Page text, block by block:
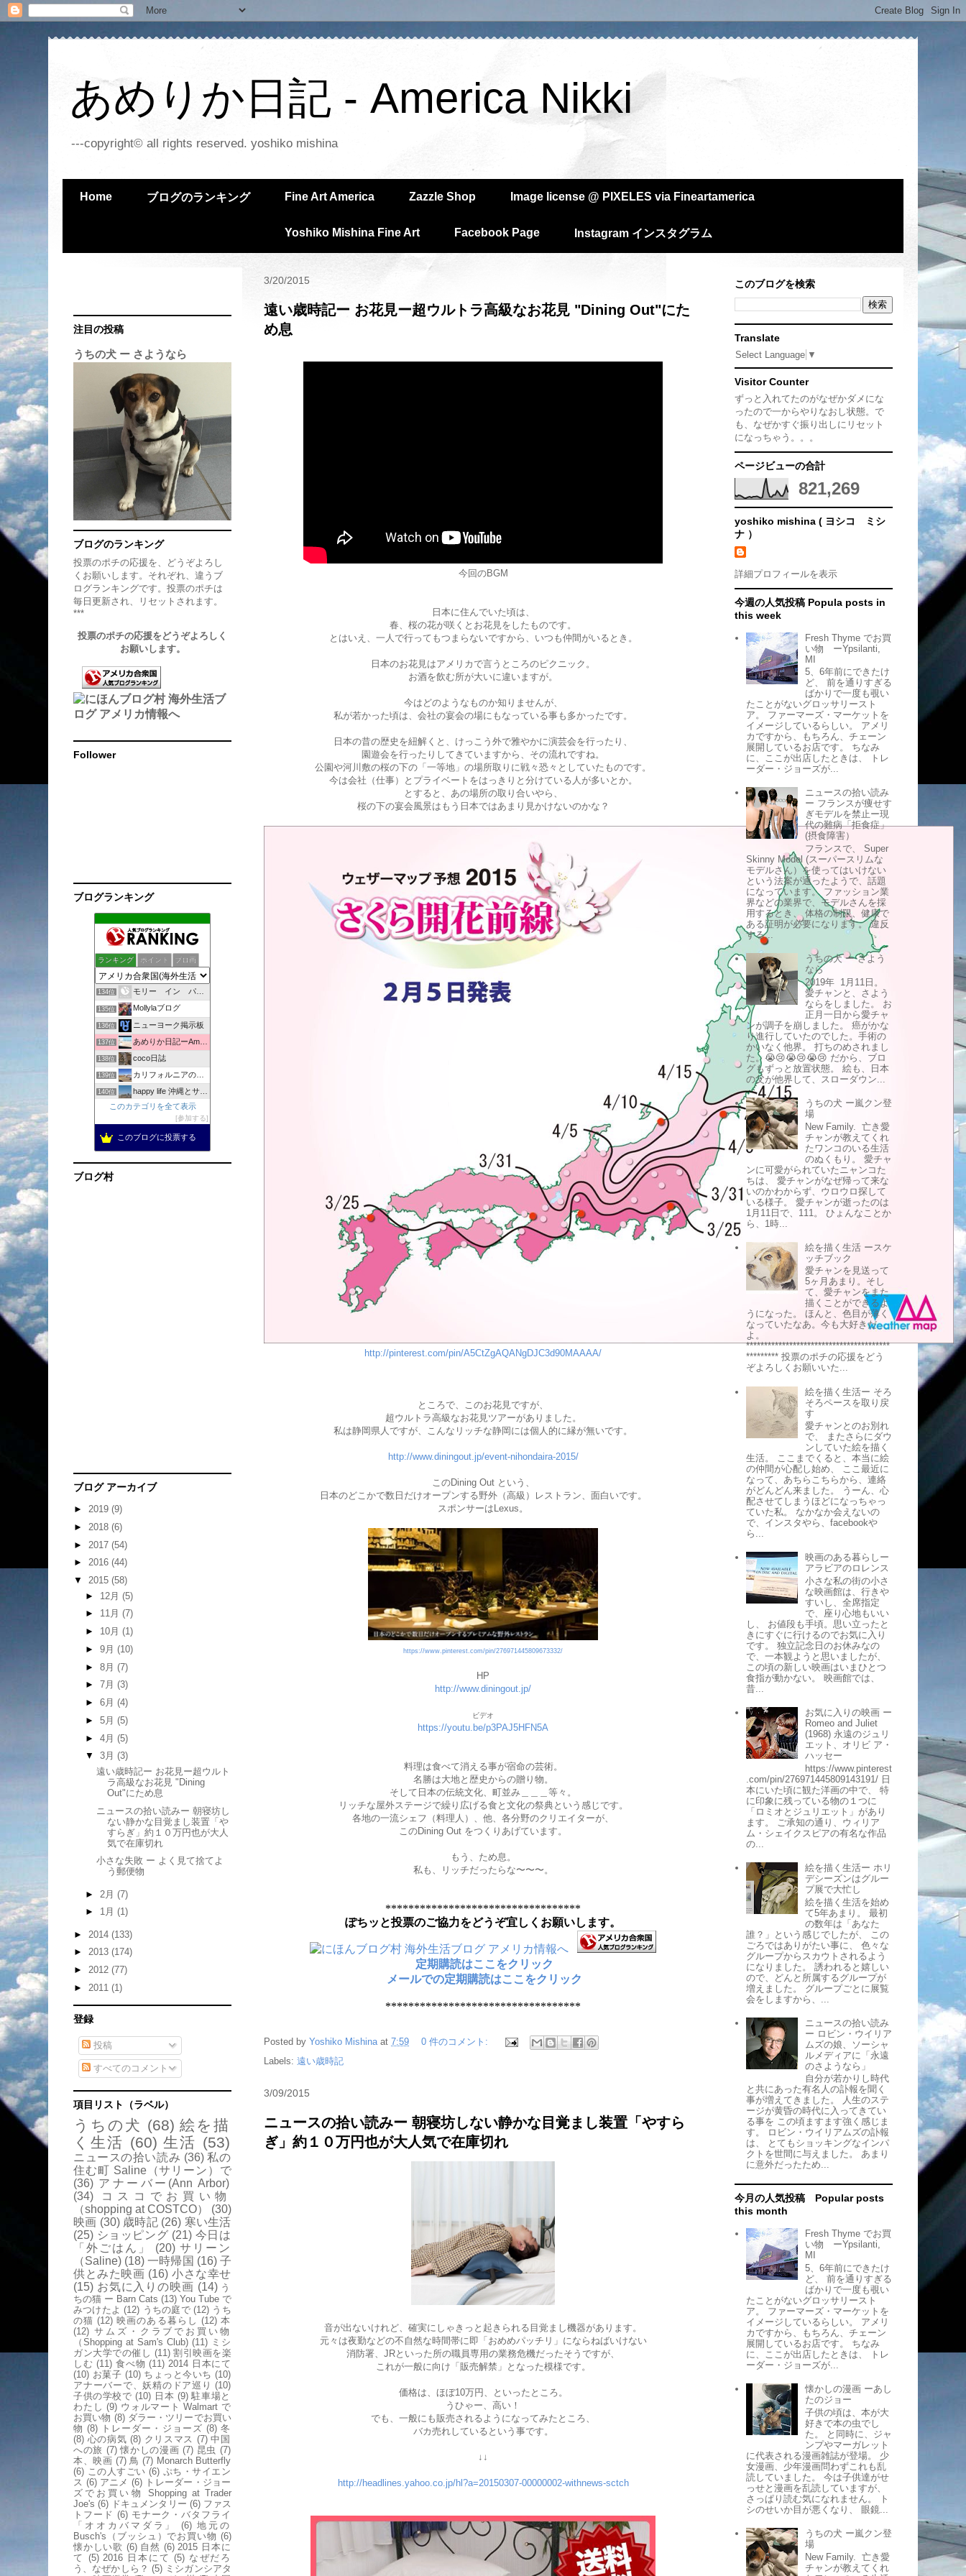
あめりか日記 - America Nikki
---copyright© all rights reserved. yoshiko mishina
Home ブログのランキング Fine Art America Zazzle Shop Image license @ PIXELES via Fineartamerica
Yoshiko Mishina Fine Art Facebook Page Instagram インスタグラム
3/20/2015
遠い歳時記ー お花見ー超ウルトラ高級なお花見 "Dining Out"にた
め息
今回のBGM
日本に住んでいた頃は、
春、桜の花が咲くとお花見をしたものです。
とはいえ、一人で行ってもつまらないですから、いつも仲間がいるとき。
日本のお花見はアメリカで言うところのピクニック。
お酒を飲む所が大いに違いますが。
今はどのようなものか知りませんが、
私が若かった頃は、会社の宴会の場にもなっている事も多かったです。
日本の昔の歴史を紐解くと、けっこう外で雅やかに演芸会を行ったり、
園遊会を行ったりしてきていますから、その流れですね。
公園や河川敷の桜の下の「一等地」の場所取りに戦々恐々としていたものです。
今は会社（仕事）とプライベートをはっきりと分けている人が多いとか。
とすると、あの場所の取り合いやら、
桜の下の宴会風景はもう日本ではあまり見かけないのかな？
http://pinterest.com/pin/A5CtZgAQANgDJC3d90MAAAA/
ところで、このお花見ですが、
超ウルトラ高級なお花見ツアーがありました。
私は静岡県人ですが、こんなリッチな静岡には個人的に縁が無いです。
http://www.diningout.jp/event-nihondaira-2015/
このDining Out という、
日本のどこかで数日だけオープンする野外（高級）レストラン、面白いです。
スポンサーはLexus。
https://www.pinterest.com/pin/276971445809673332/
HP
http://www.diningout.jp/
ビデオ
https://youtu.be/p3PAJ5HFN5A
料理は食べて消える事が宿命の芸術。
名勝は大地と歴史からの贈り物。
そして日本の伝統文化、町並み＿＿＿等々。
リッチな屋外ステージで繰り広げる食と文化の祭典という感じです。
各地の一流シェフ（料理人）、他、各分野のクリエイターが、
このDining Out をつくりあげています。
もう、ため息。
私も、リッチだったらな〜〜〜。
**********************************
ぽちッと投票のご協力をどうぞ宜しくお願いします。
定期購読はここをクリック
メールでの定期購読はここをクリック
**********************************
Posted by Yoshiko Mishina at 7:59
0 件のコメント:
Labels: 遠い歳時記
3/09/2015
ニュースの拾い読みー 朝寝坊しない静かな目覚まし装置「やすら
ぎ」約１０万円也が大人気で在庫切れ
音が出ないけれど、確実にしゃきっと起きられる目覚まし機器があります。
元々は夜勤などの不自然な時間帯に即「おめめパッチリ」にならねばいけない
消防署、JRといった所の職員専用の業務危機だったそうですが、
これが一般に向け「販売解禁」となった模様です。
価格は、ほぼ10万円、といったところ。
うひゃー、高い！
でも、一般にも販売されるようになってみたところ、
バカ売れしているという事です。
↓↓
http://headlines.yahoo.co.jp/hl?a=20150307-00000002-withnews-sctch
注目の投稿
うちの犬 ー さようなら
ブログのランキング
投票のポチの応援を、どうぞよろし
くお願いします。それぞれ、違うブ
ログランキングです。投票のポチは
毎日更新され、リセットされます。
***
投票のポチの応援をどうぞよろしく
お願いします。
Follower
ブログランキング
ランキング ポイント ブロ画
130位 サラのアメリカ日記
131位 アメリカ、ネバダ州から こんにちは。
132位 fukufuku日記
133位 Jennyと世界へ
134位 モリー イン パラダイス + オリー＜マウイの日々＞
135位 Mollylaブログ
136位 ニューヨーク掲示板
137位 あめりか日記ーAmerica Nikkiー
138位 coco日誌
139位 カリフォルニアの陽射しの中で
140位 happy life 沖縄とサンディエゴ
141位 めおと in NEW YORK | ニューヨーク情報サイト
142位 「はちがー」のアメリカの田舎でバタバタと生きてます！駐在中。
143位 メトロポリタンダイアリー
このカテゴリを全て表示
参加する
このブログに投票する
ブログ村
ブログ アーカイブ
► 2019 (9)
► 2018 (6)
► 2017 (54)
► 2016 (44)
▼ 2015 (58)
► 12月 (5)
► 11月 (7)
► 10月 (1)
► 9月 (10)
► 8月 (7)
► 7月 (3)
► 6月 (4)
► 5月 (5)
► 4月 (5)
▼ 3月 (3)
遠い歳時記ー お花見ー超ウルト
ラ高級なお花見 "Dining
Out"にため息
ニュースの拾い読みー 朝寝坊し
ない静かな目覚まし装置「や
すらぎ」約１０万円也が大人
気で在庫切れ
小さな失敗 ー よく見て捨てよ
う郵便物
► 2月 (7)
► 1月 (1)
► 2014 (133)
► 2013 (174)
► 2012 (77)
► 2011 (1)
登録
投稿
すべてのコメント
項目リスト（ラベル）
うちの犬 (68) 絵を描
く生活 (60) 生活 (53)
ニュースの拾い読み (36) 私の
住む町 Saline（サリーン）で
(36) アナーバー(Ann Arbor)
(34)
コスコでお買い物
（shopping at COSTCO）
(30)
映画 (30) 歳時記 (26) 寒い生活
(25) ショッピング (21) 今日は
「外ごはん」
(20) サリーン
（Saline) (18) 一時帰国 (16) 子
供とみた映画 (16) 小さな幸せ
(15) お気に入りの映画 (14) う
ちの猫 ー Barn Cats (13) You Tube で
みつけたよ (12) うちの庭で (12) うち
の猫 (12) 映画のある暮らし (12) 本
(12) サムズ・クラブでお買い物
（Shopping at Sam's Club) (11) ミシ
ガン大学での催し (11) 割引映画を楽
しむ (11) 食べ物 (11) 2014 日本にて
(10) お菓子 (10) ちょっと今いち (10)
アナーバーで、妖精のドア巡り (10)
子供の学校で (10) 日本 (9) 駐車場と
わたし (9) ウォルマート Walmart で
お買い物 (8) ダラー・ツリーでお買い
物 (8) トレーダー・ジョーズ (8) 冬
(8) 心の病気 (8) クリスマス (7) 中国
への旅 (7) 懐かしの漫画 (7) 昆虫 (7)
本、映画 (7) 鳥 (7) Monarch Butterfly
(6) この人すごい (6) ぷち・サイエン
ス (6) アニメ (6)
トレーダー・ジョー
ズでお買い物 Shopping at Trader
Joe's (6) ドキュメンタリー (6) ファス
トフード (6) モナーク・バタフライ
「オオカバマダラ」
(6) 地元の
Busch's（ブッシュ）でお買い物 (6)
懐かしい歌 (6) 自然 (6) 2015 日本に
て (5) 2016 日本にて (5) なぜだろ
う、なぜかしら？ (5) ミシガンシアタ
このブログを検索
Translate
Select Language ▼
Visitor Counter
ずっと入れてたのがなぜかダメにな
ったので一からやりなおし状態。で
も、なぜかすぐ振り出しにリセット
になっちゃう。。。
ページビューの合計
821,269
yoshiko mishina ( ヨシコ ミシ
ナ ）
詳細プロフィールを表示
今週の人気投稿 Popula posts in
this week
Fresh Thyme でお買
い物 ーYpsilanti,
MI
5、6年前にできたけ
ど、 前を通りすぎる
ばかりで一度も覗い
たことがないグロッサリースト
ア。 ファーマーズ・マーケットを
イメージしているらしい。 アメリ
カですから、もちろん、チェーン
展開しているお店です。 ちなみ
に、ここが出店したときは、 トレ
ーダー・ジョーズが...
ニュースの拾い読み
ー フランスが痩せす
ぎモデルを禁止ー現
代の難病「拒食症」
(摂食障害）
フランスで、 Super
Skinny Model (スーパースリムな
モデルさん）を使ってはいけない
という法案が通ったようで、話題
になっています。 ファッション業
界などの業界で、モデルさんを採
用するとき、 体格の制限、健康で
ある証明が必要になります。 違反
する...
うちの犬 ー さよう
なら
2019年 1月11日。
愛チャンと、さよう
ならをしました。 お
正月一日から愛チャ
ンが調子を崩しました。 癌がかな
り進行していたのでした。手術の
かいなく他界。 打ちのめされまし
た。😭😢😭😢😭😢 だから、ブロ
グもずっと放置状態。 絵も、日本
の父が他界して、スローダウン...
うちの犬 ー嵐クン登
場
New Family. 亡き愛
チャンが教えてくれ
たワンコのいる生活
のぬくもり。 愛チャ
ンに可愛がられていたニャンコた
ちは、 愛チャンがなぜ帰って来な
いのかわからず、ウロウロ探して
いる様子。 愛チャンが逝ったのは
1月11日で、111。 ひょんなことか
ら、1時...
絵を描く生活 ースケ
ッチブック
愛チャンを見送って
5ヶ月あまり。そし
て、愛チャンをまた
描くことができるよ
うになった。 ほんと、色目が薄く
なっていたなあ。今も大好きだ
よ。
****************************************
********* 投票のポチの応援をどう
ぞよろしくお願いいた...
絵を描く生活ー そろ
そろペースを取り戻
す
愛チャンとのお別れ
で、 またさらにダウ
ンしていた絵を描く
生活。 ここまでくると、本当に絵
の仲間が心配し始め、 ここ最近に
なって、あちらこちらから、連絡
がどんどん来ました。 うーん、心
配させてしまうほどになっちゃっ
ていた私。 なかなか会えないの
で、インスタやら、facebookや
ら...
映画のある暮らしー
アラビアのロレンス
小さな私の街の小さ
な映画館は、行きや
すいし、全席指定
で、座り心地もいい
し、 お値段も手頃。思い立ったと
きにすぐに行けるのでお気に入り
です。 独立記念日のお休みなの
で、一本観ようと思いましたが、
この頃の新しい映画はいまひとつ
食指が動かない。 映画館では、
昔...
お気に入りの映画 ー
Romeo and Juliet
(1968) 永遠のジュリ
エット、オリビ ア・
ハッセー
https://www.pinterest
.com/pin/276971445809143191/ 日
本にいた頃に観た洋画の中で、 特
に印象に残っている物の１つに
「ロミオとジュリエット」があり
ます。 ご承知の通り、ウィリア
ム・シェイクスピアの有名な作品
の...
絵を描く生活ー ホリ
デシーズンはグルー
プ展で大忙し
絵を描く生活を始め
て5年あまり。 最初
の数年は「あなた
誰？」という感じでしたが、 この
ごろではありがたい事に、 色々な
グループからスカウトされるよう
になりました。 誘われると嬉しい
ので、どんと所属するグループが
増えました。 グループごとに展覧
会をしますから、...
ニュースの拾い読み
ー ロビン・ウイリア
ムズの娘、ソーシャ
ルメディアに「永遠
のさようなら」
自分が若かりし時代
と共にあった有名人の訃報を聞く
事が増えてきました。 人生のステ
ージが黄昏の時代に入ってきてい
る事を この頃ますます強く感じま
す。 ロビン・ウイリアムズの訃報
は、 とてもショッキングなインパ
クトを世間に与えました。 あまり
に意外だったため...
今月の人気投稿 Popular posts
this month
Fresh Thyme でお買
い物 ーYpsilanti,
MI
5、6年前にできたけ
ど、 前を通りすぎる
ばかりで一度も覗い
たことがないグロッサリースト
ア。 ファーマーズ・マーケットを
イメージしているらしい。 アメリ
カですから、もちろん、チェーン
展開しているお店です。 ちなみ
に、ここが出店したときは、 トレ
ーダー・ジョーズが...
懐かしの漫画 ーあし
たのジョー
子供の頃は、本が大
好きで本の虫でし
た。 と同時に、ジャ
ンプやマーガレット
に代表される漫画雑誌が登場。 少
女漫画、少年漫画問わずこれも乱
読していました。 今は子供達がせ
っせと漫画を乱読していますが、
さっぱり読む気になれません。 ト
シのせいか目が悪くなり、 眼鏡...
うちの犬 ー嵐クン登
場
New Family. 亡き愛
チャンが教えてくれ